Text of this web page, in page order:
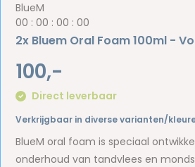
BlueM
00 :00 :00 :00
2x Bluem Oral Foam 100ml -
100,-
Direct leverbaar
Verkrijgbaar in diverse varianten/
BlueM oral foam is speciaal
onderhoud van tandvlees en